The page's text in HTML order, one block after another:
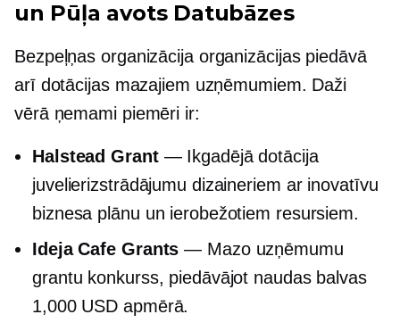
un Pūļa avotsDatubāzes
Bezpeļņas organizācijaorganizācijas piedāvā
arī dotācijas mazajiem uzņēmumiem. Daži
vērā ņemami piemēri ir:
Halstead Grant— Ikgadējā dotācija
juvelierizstrādājumu dizaineriem ar inovatīvu
biznesa plānu un ierobežotiem resursiem.
Ideja Cafe Grants — Mazo uzņēmumu
grantu konkurss, piedāvājot naudas balvas
1,000 USD apmērā.